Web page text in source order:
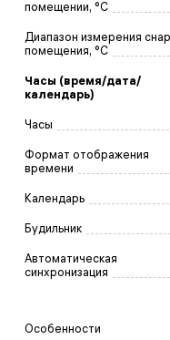
помещении, °C
Диапазон измерения
помещения, °C
Часы (время/дата/
календарь)
Часы
Формат отображения
времени
Календарь
Будильник
Автоматическая
синхронизация
Особенности